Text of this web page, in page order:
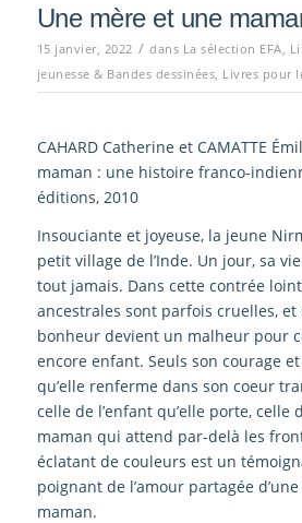
Une mère et une
15 janvier, 2022 / dans La sélection EFA
jeunesse & Bandes dessinées Livres pour
CAHARD Catherine et CAMATTE
maman : une histoire franco-
éditions, 2010
Insouciante et joyeuse, la jeune
petit village de l’Inde. Un jour, sa
tout jamais. Dans cette contrée
ancestrales sont parfois cruelles, et
bonheur devient un malheur pour
encore enfant. Seuls son courage
qu’elle renferme dans son coeur
celle de l’enfant qu’elle porte, celle
maman qui attend par-delà les
éclatant de couleurs est un
poignant de l’amour partagée
maman.